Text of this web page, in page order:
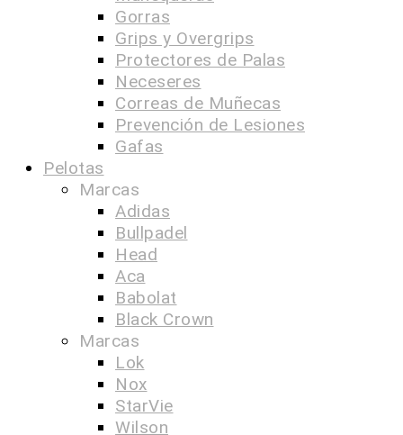
Gorras
Grips y Overgrips
Protectores de Palas
Neceseres
Correas de Muñecas
Prevención de Lesiones
Gafas
Pelotas
Marcas
Adidas
Bullpadel
Head
Aca
Babolat
Black Crown
Marcas
Lok
Nox
StarVie
Wilson